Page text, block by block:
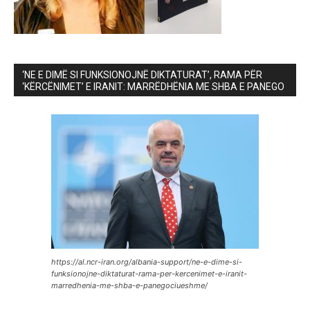
‘NE E DIMË SI FUNKSIONOJNË DIKTATURAT’, RAMA PËR
‘KËRCËNIMET’ E IRANIT: MARRËDHËNIA ME SHBA E PANEGO
https://al.ncr-iran.org/albania-support/ne-e-dime-si-
funksionojne-diktaturat-rama-per-kercenimet-e-iranit-
marredhenia-me-shba-e-panegociueshme/